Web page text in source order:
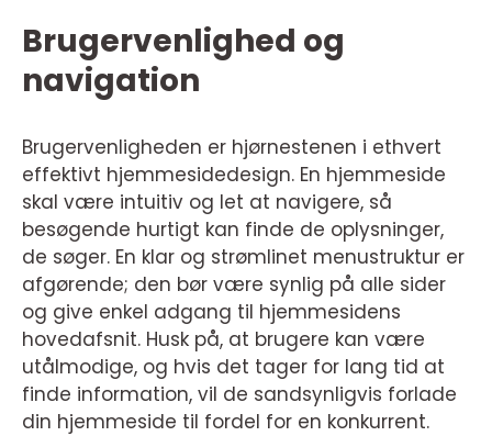
Brugervenlighed og
navigation
Brugervenligheden er hjørnestenen i ethvert
effektivt hjemmesidedesign. En hjemmeside
skal være intuitiv og let at navigere, så
besøgende hurtigt kan finde de oplysninger,
de søger. En klar og strømlinet menustruktur er
afgørende; den bør være synlig på alle sider
og give enkel adgang til hjemmesidens
hovedafsnit. Husk på, at brugere kan være
utålmodige, og hvis det tager for lang tid at
finde information, vil de sandsynligvis forlade
din hjemmeside til fordel for en konkurrent.